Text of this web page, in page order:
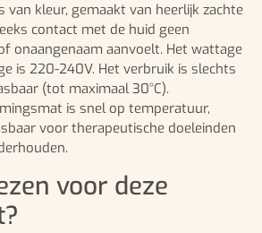
van kleur, gemaakt van heerlijk zachte
contact met de huid geen
onaangenaam aanvoelt. Het wattage
is 220-240V. Het verbruik is slechts
(tot maximaal 30°C).
is snel op temperatuur,
voor therapeutische doeleinden
voor deze